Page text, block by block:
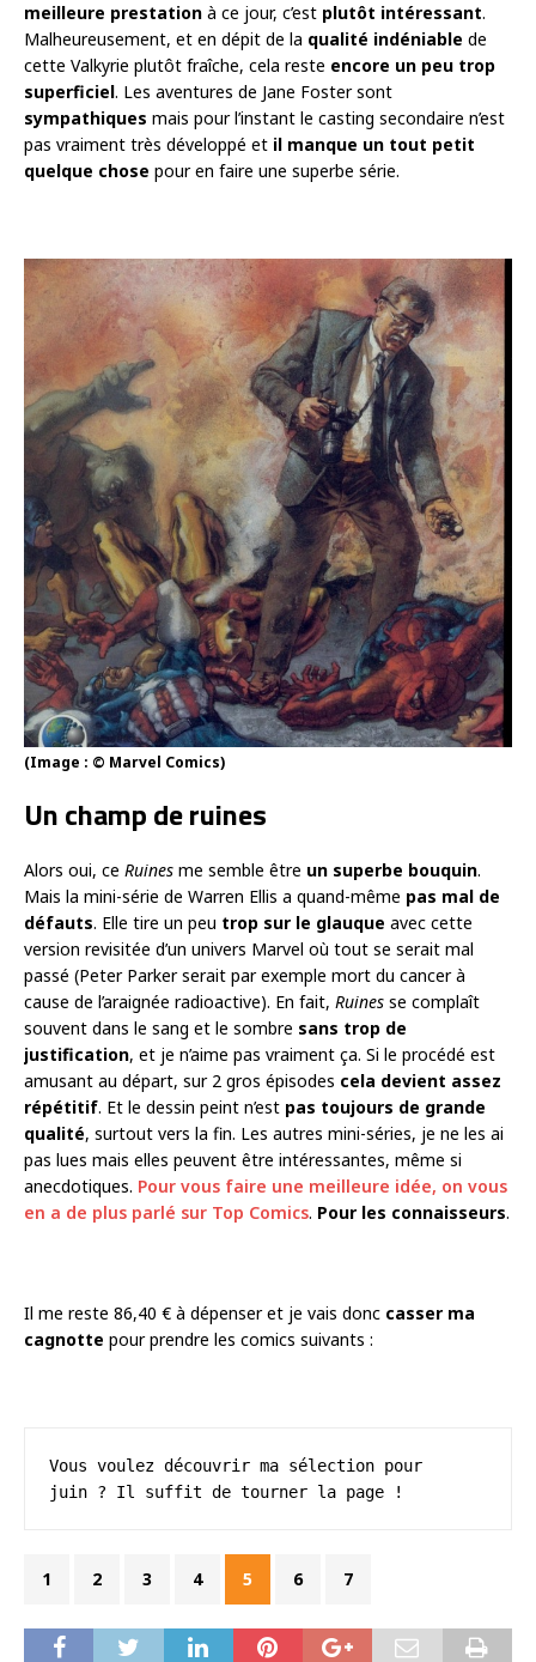
meilleure prestation à ce jour, c’est plutôt intéressant.
Malheureusement, et en dépit de la qualité indéniable de
cette Valkyrie plutôt fraîche, cela reste encore un peu trop
superficiel. Les aventures de Jane Foster sont
sympathiques mais pour l’instant le casting secondaire n’est
pas vraiment très développé et il manque un tout petit
quelque chose pour en faire une superbe série.
(Image : © Marvel Comics)
Un champ de ruines
Alors oui, ce Ruines me semble être un superbe bouquin.
Mais la mini-série de Warren Ellis a quand-même pas mal de
défauts. Elle tire un peu trop sur le glauque avec cette
version revisitée d’un univers Marvel où tout se serait mal
passé (Peter Parker serait par exemple mort du cancer à
cause de l’araignée radioactive). En fait, Ruines se complaît
souvent dans le sang et le sombre sans trop de
justification, et je n’aime pas vraiment ça. Si le procédé est
amusant au départ, sur 2 gros épisodes cela devient assez
répétitif. Et le dessin peint n’est pas toujours de grande
qualité, surtout vers la fin. Les autres mini-séries, je ne les ai
pas lues mais elles peuvent être intéressantes, même si
anecdotiques. Pour vous faire une meilleure idée, on vous
en a de plus parlé sur Top Comics. Pour les connaisseurs.
Il me reste 86,40 € à dépenser et je vais donc casser ma
cagnotte pour prendre les comics suivants :
Vous voulez découvrir ma sélection pour
juin ? Il suffit de tourner la page !
1 2 3 4 5 6 7